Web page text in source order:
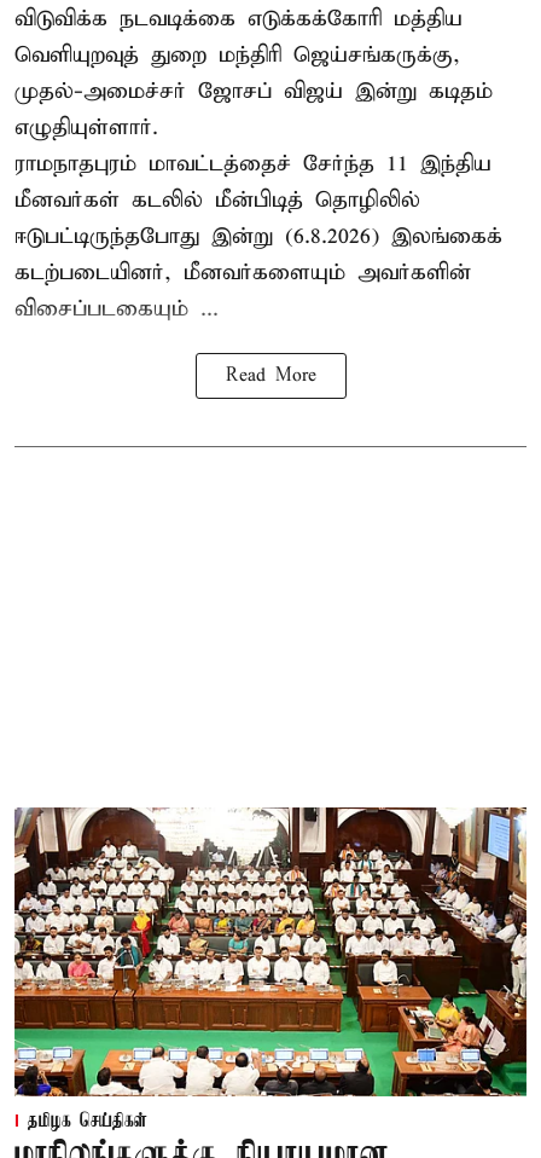
விடுவிக்க நடவடிக்கை எடுக்கக்கோரி மத்திய
வெளியுறவுத் துறை மந்திரி ஜெய்சங்கருக்கு,
முதல்-அமைச்சர் ஜோசப் விஜய் இன்று கடிதம்
எழுதியுள்ளார்.
ராமநாதபுரம் மாவட்டத்தைச் சேர்ந்த 11 இந்திய
மீனவர்கள் கடலில் மீன்பிடித் தொழிலில்
ஈடுபட்டிருந்தபோது இன்று (6.8.2026) இலங்கைக்
கடற்படையினர், மீனவர்களையும் அவர்களின்
விசைப்படகையும் ...
Read More
தமிழக செய்திகள்